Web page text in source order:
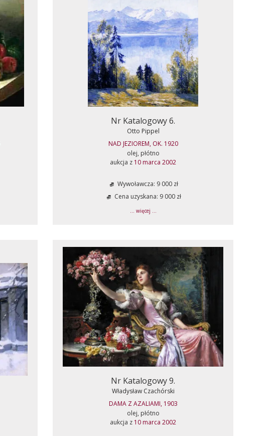
Nr Katalogowy 6.
Otto Pippel
NAD JEZIOREM, OK. 1920
olej, płótno
aukcja z 10 marca 2002
Wywoławcza: 9 000 zł
Cena uzyskana: 9 000 zł
... więcej ...
Nr Katalogowy 9.
Władysław Czachórski
DAMA Z AZALIAMI, 1903
olej, płótno
aukcja z 10 marca 2002